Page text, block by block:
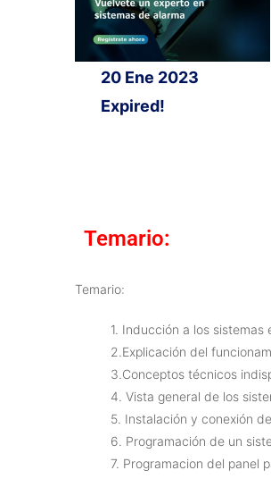
20 Ene 2023
Expired!
Temario:
Temario:
1. Inducción a los sistemas
2.Explicación del
3.Conceptos técnicos
4. Vista general de los
5. Instalación y conexión
6. Programación de un
7. Programacion del panel